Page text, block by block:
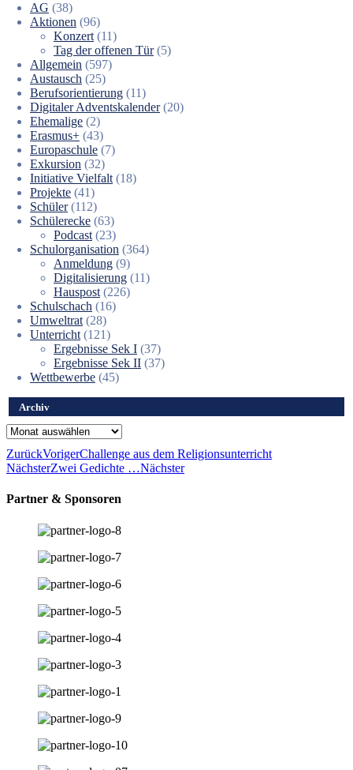
AG (38)
Aktionen (96)
Konzert (11)
Tag der offenen Tür(5)
Allgemein (597)
Austausch (25)
Berufsorientierung (11)
Digitaler Adventskalender(20)
Ehemalige (2)
Erasmus+ (43)
Europaschule (7)
Exkursion (32)
Initiative Vielfalt (18)
Projekte (41)
Schüler(112)
Schülerecke (63)
Podcast (23)
Schulorganisation (364)
Anmeldung (9)
Digitalisierung (11)
Hauspost (226)
Schulschach (16)
Umweltrat (28)
Unterricht (121)
Ergebnisse Sek I (37)
Ergebnisse Sek II (37)
Wettbewerbe (45)
Archiv
Archiv
ZurückVorigerChallenge aus dem Religionsunterricht
NächsterZwei Gedichte …Nächster
Partner & Sponsoren